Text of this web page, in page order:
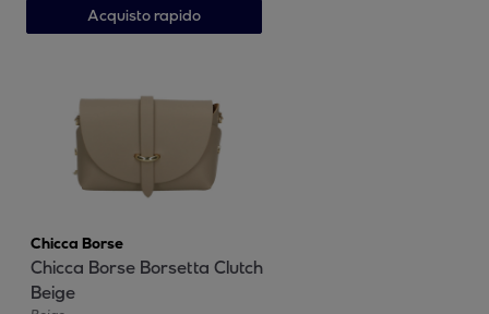
Acquisto rapido
Chicca Borse
Chicca Borse Borsetta Clutch
Beige